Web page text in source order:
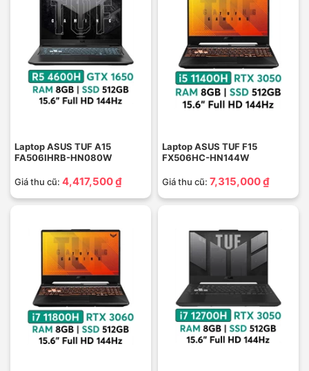
Laptop ASUS TUF A15
FA506IHRB-HN080W
Giá thu cũ: 4,417,500 ₫
Laptop ASUS TUF F15
FX506HC-HN144W
Giá thu cũ: 7,315,000 ₫